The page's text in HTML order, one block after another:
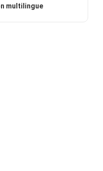
multilingue